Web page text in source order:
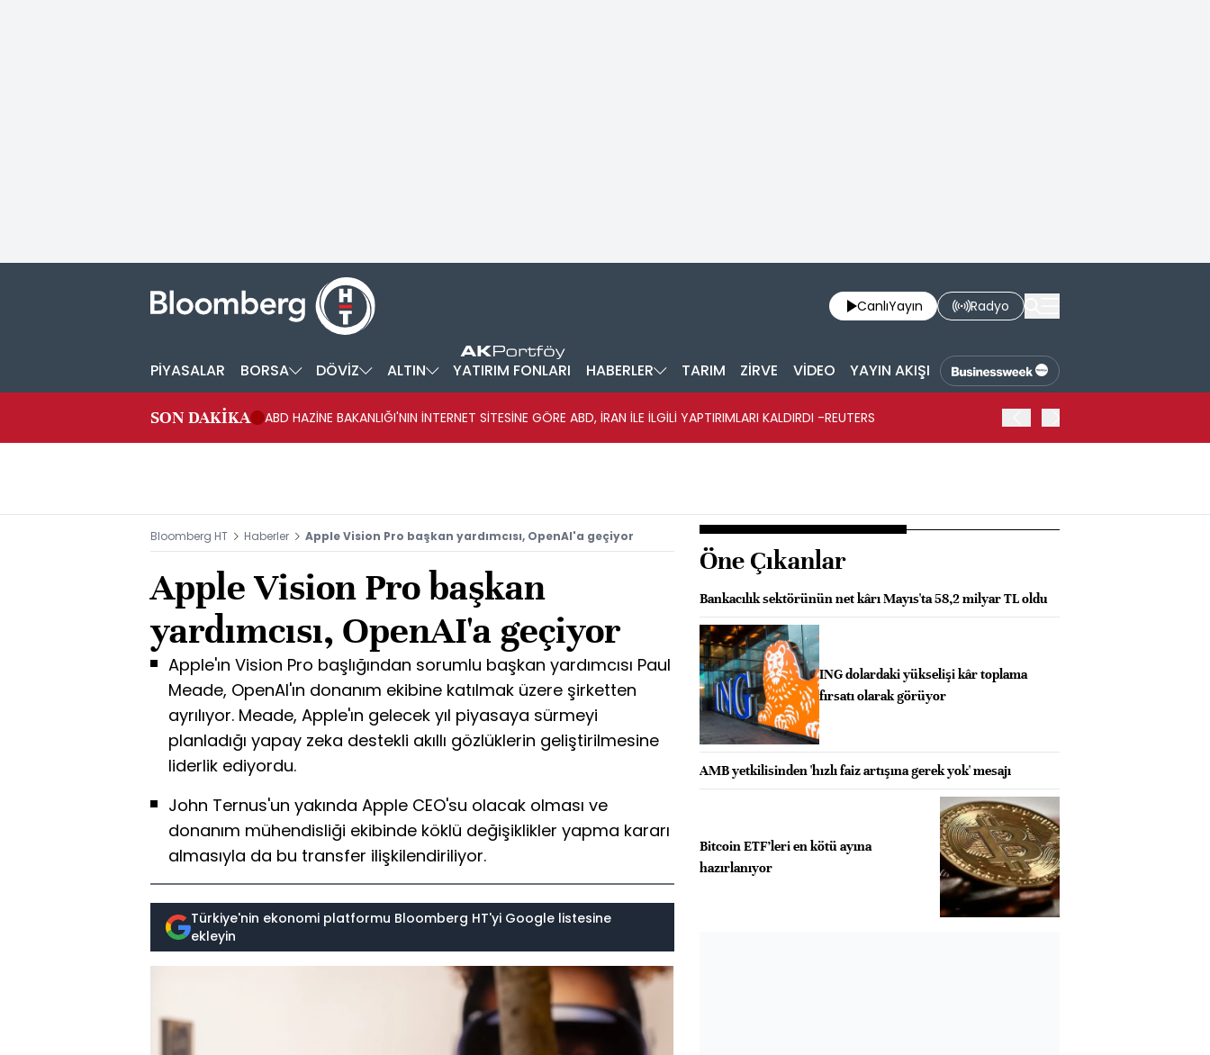
CanlıYayın Radyo
PİYASALAR BORSA DÖVİZ ALTIN YATIRIM FONLARI HABERLER TARIM ZİRVE VİDEO YAYIN AKIŞI
SON DAKİKA ABD HAZİNE BAKANLIĞI'NIN İNTERNET SİTESİNE GÖRE ABD, İRAN İLE İLGİLİ YAPTIRIMLARI KALDIRDI -REUTERS
Bloomberg HT Haberler Apple Vision Pro başkan yardımcısı, OpenAI'a geçiyor
Apple Vision Pro başkan
yardımcısı, OpenAI'a geçiyor
Apple'ın Vision Pro başlığından sorumlu başkan yardımcısı Paul
Meade, OpenAI'ın donanım ekibine katılmak üzere şirketten
ayrılıyor. Meade, Apple'ın gelecek yıl piyasaya sürmeyi
planladığı yapay zeka destekli akıllı gözlüklerin geliştirilmesine
liderlik ediyordu.
John Ternus'un yakında Apple CEO'su olacak olması ve
donanım mühendisliği ekibinde köklü değişiklikler yapma kararı
almasıyla da bu transfer ilişkilendiriliyor.
Türkiye'nin ekonomi platformu Bloomberg HT'yi Google listesine
ekleyin
Öne Çıkanlar
Bankacılık sektörünün net kârı Mayıs'ta 58,2 milyar TL oldu
ING dolardaki yükselişi kâr toplama
fırsatı olarak görüyor
AMB yetkilisinden 'hızlı faiz artışına gerek yok' mesajı
Bitcoin ETF’leri en kötü ayına
hazırlanıyor